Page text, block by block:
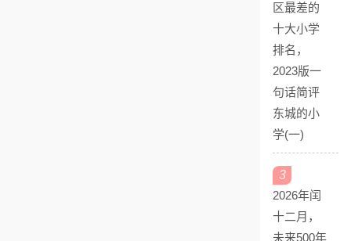
区最差的
十大小学
排名，
2023版一
句话简评
东城的小
学(一)
3
2026年闰
十二月，
未来500年